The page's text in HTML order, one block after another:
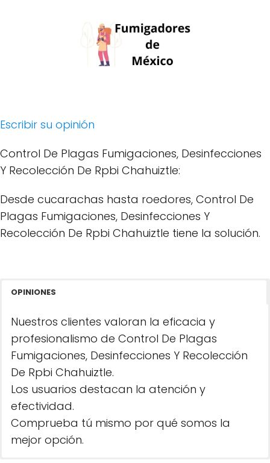
Escribir su opinión
Control De Plagas Fumigaciones, Desinfecciones
Y Recolección De Rpbi Chahuiztle:
Desde cucarachas hasta roedores, Control De
Plagas Fumigaciones, Desinfecciones Y
Recolección De Rpbi Chahuiztle tiene la solución.
OPINIONES
Nuestros clientes valoran la eficacia y
profesionalismo de Control De Plagas
Fumigaciones, Desinfecciones Y Recolección
De Rpbi Chahuiztle.
Los usuarios destacan la atención y
efectividad.
Comprueba tú mismo por qué somos la
mejor opción.